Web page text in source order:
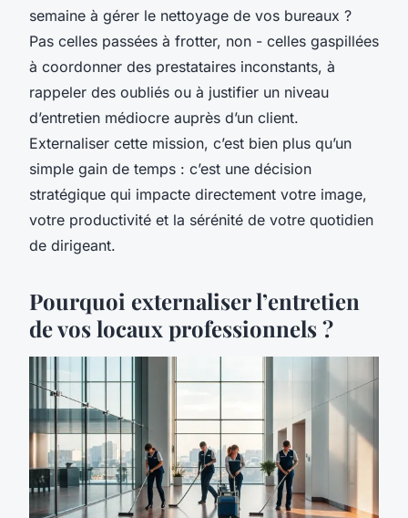
semaine à gérer le nettoyage de vos bureaux ?
Pas celles passées à frotter, non - celles gaspillées
à coordonner des prestataires inconstants, à
rappeler des oubliés ou à justifier un niveau
d’entretien médiocre auprès d’un client.
Externaliser cette mission, c’est bien plus qu’un
simple gain de temps : c’est une décision
stratégique qui impacte directement votre image,
votre productivité et la sérénité de votre quotidien
de dirigeant.
Pourquoi externaliser l’entretien
de vos locaux professionnels ?